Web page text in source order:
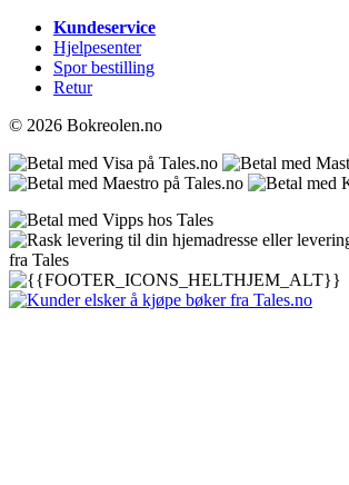
Kundeservice
Hjelpesenter
Spor bestilling
Retur
© 2026 Bokreolen.no